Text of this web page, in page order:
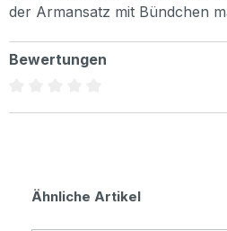
der Armansatz mit Bündchen
Bewertungen
Produktgalerie überspringen
Ähnliche Artikel